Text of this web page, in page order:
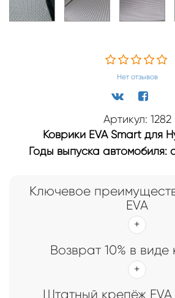
Нет отзывов
Артикул: 1282
Коврики EVA Smart для
Годы выпуска автомобиля:
Ключевое
EVA
Возврат 10% в виде
Штатный крепёж EVA